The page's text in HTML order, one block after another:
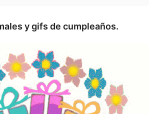
y gifs de cumpleaños.